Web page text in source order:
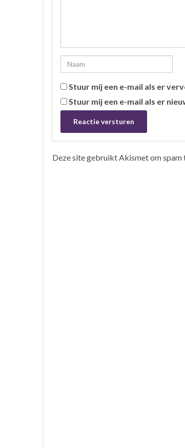
Stuur mij een e-mail als er
Stuur mij een e-mail als er
Deze site gebruikt Akismet om spam